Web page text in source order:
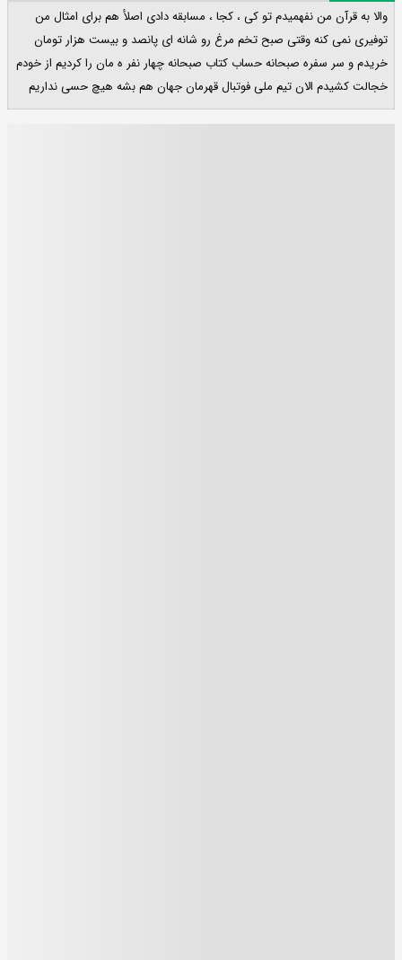
والا به قرآن من نفهمیدم تو کی ، کجا ، مسابقه دادی اصلأ هم برای امثال من
توفیری نمی کنه وقتی صبح تخم مرغ رو شانه ای پانصد و بیست هزار تومان
خریدم و سر سفره صبحانه حساب کتاب صبحانه چهار نفر ه مان را کردیم از خودم
خجالت کشیدم الان تیم ملی فوتبال قهرمان جهان هم بشه هیچ حسی نداریم